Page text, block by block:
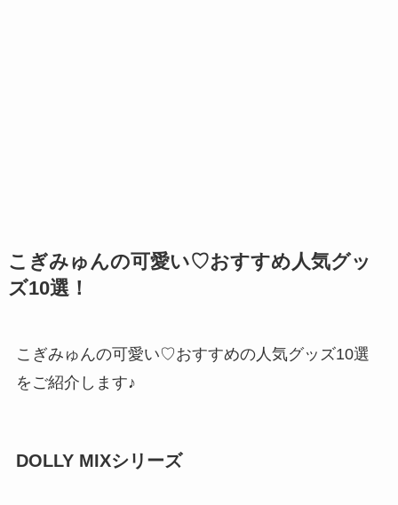
こぎみゅんの可愛い♡おすすめ人気グッ
ズ10選！
こぎみゅんの可愛い♡おすすめの人気グッズ10選
をご紹介します♪
DOLLY MIXシリーズ